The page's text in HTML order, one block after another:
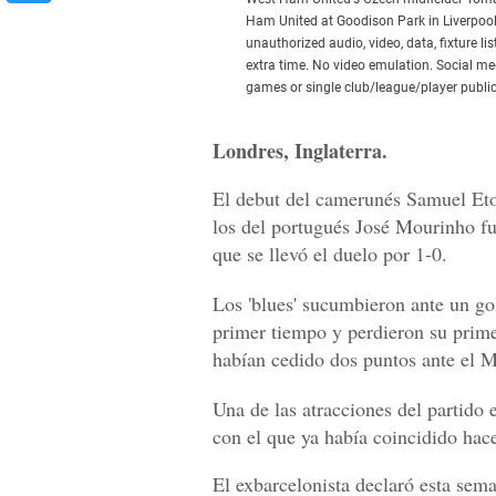
Ham United at Goodison Park in
unauthorized audio, video, data, fixture
extra time. No video emulation. Social
games or single club/league/player
Londres, Inglaterra.
El debut del camerunés Samuel
los del portugués José Mourinho
que se llevó el duelo por 1-0.
Los 'blues' sucumbieron ante un
primer tiempo y perdieron su
habían cedido dos puntos ante el
Una de las atracciones del partido
con el que ya había coincidido
El exbarcelonista declaró esta